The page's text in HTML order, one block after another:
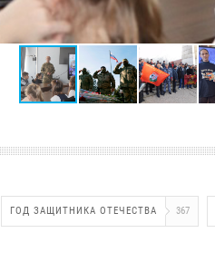
ГОД ЗАЩИТНИКА ОТЕЧЕСТВА 367